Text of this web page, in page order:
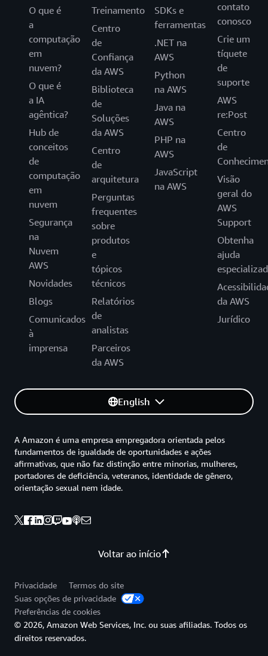
O que é
a
computação
em
nuvem?
O que é
a IA
agêntica?
Hub de
conceitos
de
computação
em
nuvem
Segurança
na
Nuvem
AWS
Novidades
Blogs
Comunicados
à
imprensa
Treinamento
Centro
de
Confiança
da AWS
Biblioteca
de
Soluções
da AWS
Centro
de
arquitetura
Perguntas
frequentes
sobre
produtos
e
tópicos
técnicos
Relatórios
de
analistas
Parceiros
da AWS
SDKs e
ferramentas
.NET na
AWS
Python
na AWS
Java na
AWS
PHP na
AWS
JavaScript
na AWS
contato
conosco
Crie um
tíquete
de
suporte
AWS
re:Post
Centro
de
Visão
geral do
AWS
Support
Obtenha
ajuda
da AWS
Jurídico
English
Voltar ao início
A Amazon é uma empresa empregadora orientada pelos
fundamentos de igualdade de oportunidades e ações
afirmativas, que não faz distinção entre minorias, mulheres,
portadores de deficiência, veteranos, identidade de gênero,
orientação sexual nem idade.
Privacidade
Termos do site
Suas opções de privacidade
Preferências de cookies
© 2026, Amazon Web Services, Inc. ou suas afiliadas. Todos os
direitos reservados.